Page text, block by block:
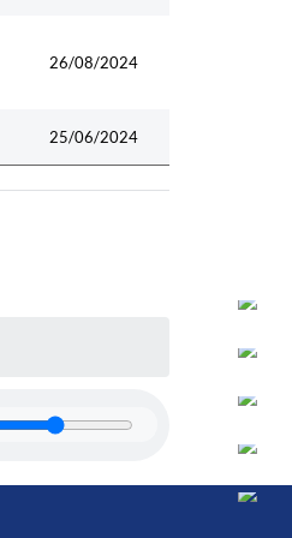
26/08/2024
25/06/2024